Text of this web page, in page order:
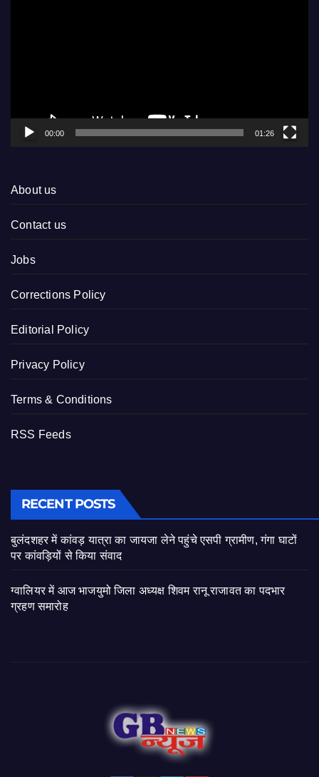
00:00 01:26
About us
Contact us
Jobs
Corrections Policy
Editorial Policy
Privacy Policy
Terms & Conditions
RSS Feeds
RECENT POSTS
बुलंदशहर में कांवड़ यात्रा का जायजा लेने पहुंचे एसपी ग्रामीण, गंगा घाटों
पर कांवड़ियों से किया संवाद
ग्वालियर में आज भाजयुमो जिला अध्यक्ष शिवम रानू राजावत का पदभार
ग्रहण समारोह